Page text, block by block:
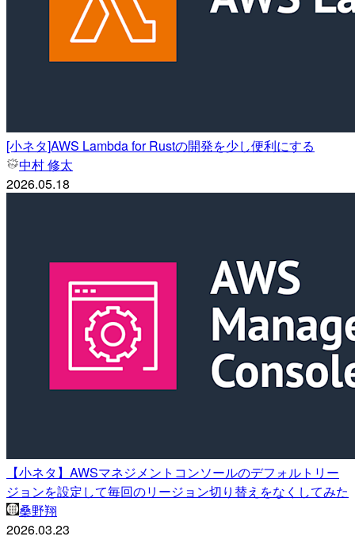
[小ネタ]AWS Lambda for Rustの開発を少し便利にする
中村 修太
2026.05.18
【小ネタ】AWSマネジメントコンソールのデフォルトリー
ジョンを設定して毎回のリージョン切り替えをなくしてみた
桑野翔
2026.03.23